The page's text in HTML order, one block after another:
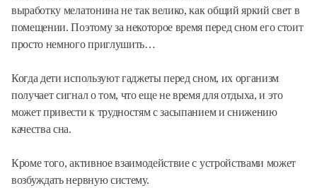
выработку мелатонина не так велико, как общий яркий свет в
помещении. Поэтому за некоторое время перед сном его стоит
просто немного приглушить…
Когда дети используют гаджеты перед сном, их организм
получает сигнал о том, что еще не время для отдыха, и это
может привести к трудностям с засыпанием и снижению
качества сна.
Кроме того, активное взаимодействие с устройствами может
возбуждать нервную систему.